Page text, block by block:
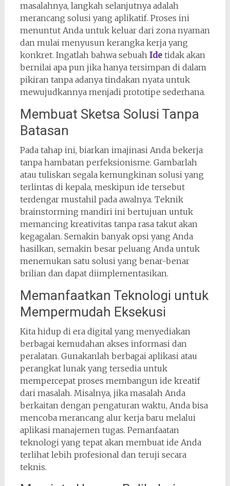
masalahnya, langkah selanjutnya adalah
merancang solusi yang aplikatif. Proses ini
menuntut Anda untuk keluar dari zona nyaman
dan mulai menyusun kerangka kerja yang
konkret. Ingatlah bahwa sebuah Idetidak akan
bernilai apa pun jika hanya tersimpan di dalam
pikiran tanpa adanya tindakan nyata untuk
mewujudkannya menjadi prototipe sederhana.
Membuat Sketsa Solusi Tanpa
Batasan
Pada tahap ini, biarkan imajinasi Anda bekerja
tanpa hambatan perfeksionisme. Gambarlah
atau tuliskan segala kemungkinan solusi yang
terlintas di kepala, meskipun ide tersebut
terdengar mustahil pada awalnya. Teknik
brainstorming mandiri ini bertujuan untuk
memancing kreativitas tanpa rasa takut akan
kegagalan. Semakin banyak opsi yang Anda
hasilkan, semakin besar peluang Anda untuk
menemukan satu solusi yang benar-benar
brilian dan dapat diimplementasikan.
Memanfaatkan Teknologi untuk
Mempermudah Eksekusi
Kita hidup di era digital yang menyediakan
berbagai kemudahan akses informasi dan
peralatan. Gunakanlah berbagai aplikasi atau
perangkat lunak yang tersedia untuk
mempercepat proses membangun ide kreatif
dari masalah. Misalnya, jika masalah Anda
berkaitan dengan pengaturan waktu, Anda bisa
mencoba merancang alur kerja baru melalui
aplikasi manajemen tugas. Pemanfaatan
teknologi yang tepat akan membuat ide Anda
terlihat lebih profesional dan teruji secara
teknis.